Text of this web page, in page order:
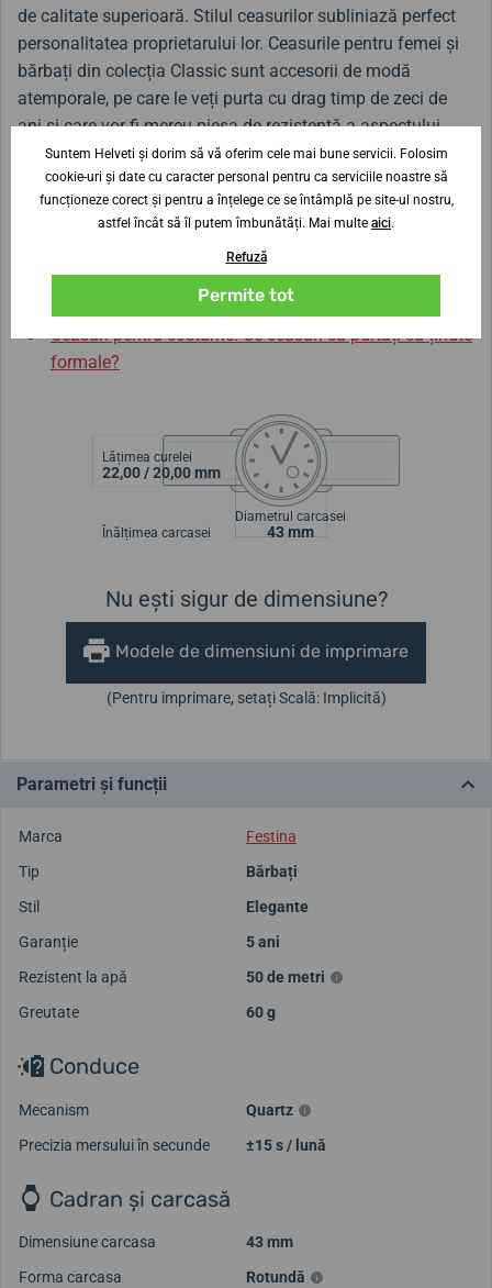
de calitate superioară. Stilul ceasurilor subliniază perfect
personalitatea proprietarului lor. Ceasurile pentru femei și
bărbați din colecția Classic sunt accesorii de modă
atemporale, pe care le veți purta cu drag timp de zeci de
ani și care vor fi mereu piesa de rezistență a aspectului
dumneavoastră.
ModelulFestina Classic Bracelet 20426/3este cunoscut și
sub denumirea deFestina F20426/3.
Recenzii și teste:
Ceasuri pentru costume: Ce ceasuri să purtați cu ținute
formale?
Lățimea curelei
22,00 / 20,00 mm
Înălțimea carcasei
Diametrul carcasei
43 mm
Nu ești sigur de dimensiune?
Modele de dimensiuni de imprimare
(Pentru imprimare, setați Scală: Implicită)
Parametri și funcții
Marca
Festina
Tip
Bărbați
Stil
Elegante
Garanție
5 ani
Rezistent la apă
50 de metri
Greutate
60 g
Conduce
Mecanism
Quartz
Precizia mersului în secunde
±15 s / lună
Cadran și carcasă
Dimensiune carcasa
43 mm
Forma carcasa
Rotundă
Suntem Helveti și dorim să vă oferim cele mai bune servicii. Folosim
cookie-uri și date cu caracter personal pentru ca serviciile noastre să
funcționeze corect și pentru a înțelege ce se întâmplă pe site-ul nostru,
astfel încât să îl putem îmbunătăți. Mai multe aici.
Refuză
Permite tot